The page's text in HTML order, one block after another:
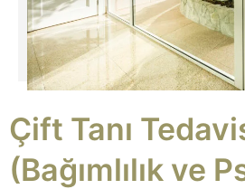
Çift Tanı
(Bağımlılık ve